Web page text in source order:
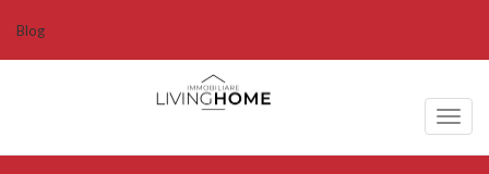
Blog